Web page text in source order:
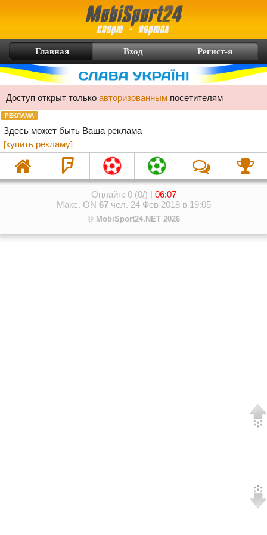
Главная Вход Регист-я
Доступ открыт только авторизованным посетителям
РЕКЛАМА
Здесь может быть Ваша реклама
[купить рекламу]
Онлайн: 0 (0/) | 06:07
Макс. ON 67чел. 24 Фев 2018 в 19:05
© MobiSport24.NET 2026